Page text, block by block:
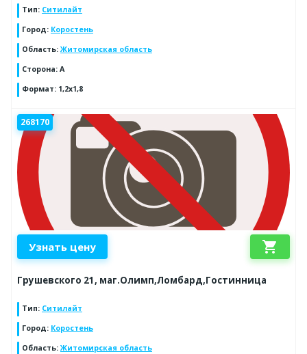
Тип: Ситилайт
Город: Коростень
Область: Житомирская область
Сторона: А
Формат: 1,2х1,8
268170
Узнать цену shopping_cart
Грушевского 21, маг.Олимп,Ломбард,Гостинница
Тип: Ситилайт
Город: Коростень
Область: Житомирская область